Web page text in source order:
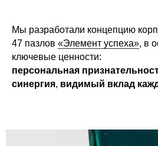
Мы разработали концепцию
47 пазлов «Элемент успеха», в
ключевые ценности:
персональная
синергия, видимый вклад